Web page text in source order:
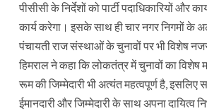
पीसीसी के निर्देशों को पार्टी पदाधिकारियों और
कार्य करेगा। इसके साथ ही चार नगर निगमों के
पंचायती राज संस्थाओं के चुनावों पर भी विशेष
हिमराल ने कहा कि लोकतंत्र में चुनावों का विशेष
रूम की जिम्मेदारी भी अत्यंत महत्वपूर्ण है, इसलिए
ईमानदारी और जिम्मेदारी के साथ अपना दायित्व